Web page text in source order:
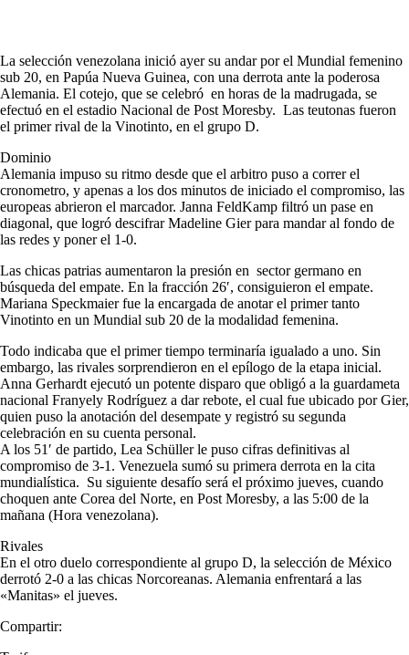
La selección venezolana inició ayer su andar por el Mundial femenino
sub 20, en Papúa Nueva Guinea, con una derrota ante la poderosa
Alemania. El cotejo, que se celebró en horas de la madrugada, se
efectuó en el estadio Nacional de Post Moresby. Las teutonas fueron
el primer rival de la Vinotinto, en el grupo D.
Dominio
Alemania impuso su ritmo desde que el arbitro puso a correr el
cronometro, y apenas a los dos minutos de iniciado el compromiso, las
europeas abrieron el marcador. Janna FeldKamp filtró un pase en
diagonal, que logró descifrar Madeline Gier para mandar al fondo de
las redes y poner el 1-0.
Las chicas patrias aumentaron la presión en sector germano en
búsqueda del empate. En la fracción 26′, consiguieron el empate.
Mariana Speckmaier fue la encargada de anotar el primer tanto
Vinotinto en un Mundial sub 20 de la modalidad femenina.
Todo indicaba que el primer tiempo terminaría igualado a uno. Sin
embargo, las rivales sorprendieron en el epílogo de la etapa inicial.
Anna Gerhardt ejecutó un potente disparo que obligó a la guardameta
nacional Franyely Rodríguez a dar rebote, el cual fue ubicado por Gier,
quien puso la anotación del desempate y registró su segunda
celebración en su cuenta personal.
A los 51′ de partido, Lea Schüller le puso cifras definitivas al
compromiso de 3-1. Venezuela sumó su primera derrota en la cita
mundialística. Su siguiente desafío será el próximo jueves, cuando
choquen ante Corea del Norte, en Post Moresby, a las 5:00 de la
mañana (Hora venezolana).
Rivales
En el otro duelo correspondiente al grupo D, la selección de México
derrotó 2-0 a las chicas Norcoreanas. Alemania enfrentará a las
«Manitas» el jueves.
Compartir: